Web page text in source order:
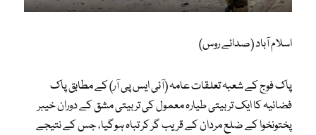
اسلام آباد (صدائے روس)
پاک فوج کے شعبہ تعلقات عامہ (آئی ایس پی آر) کے مطابق پاک
فضائیہ کا ایک تربیتی طیارہ معمول کی تربیتی مشق کے دوران خیبر
پختونخوا کے ضلع مردان کے قریب گر کر تباہ ہوگیا، جس کے نتیجے